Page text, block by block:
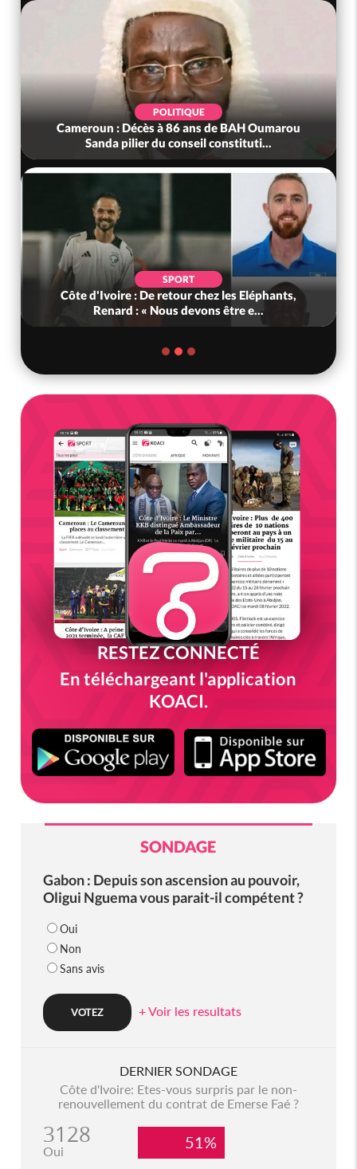
POLITIQUE
Cameroun : Décès à 86 ans de BAH Oumarou
Sanda pilier du conseil constituti...
SPORT
Côte d'Ivoire : De retour chez les Eléphants,
Renard : « Nous devons être e...
RESTEZ CONNECTÉ
En téléchargeant l'application
KOACI.
SONDAGE
Gabon : Depuis son ascension au pouvoir,
Oligui Nguema vous parait-il compétent ?
Oui
Non
Sans avis
+ Voir les resultats
DERNIER SONDAGE
Côte d'Ivoire: Etes-vous surpris par le non-
renouvellement du contrat de Emerse Faé ?
3128
Oui 51%